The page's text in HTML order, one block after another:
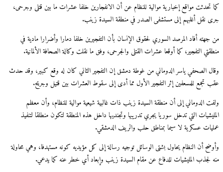
تحدثت مواقع إخبارية موالية للنظام عن أن الانفجارين خلفا عشرات ما بين قتلى وجرحى،
نقل أغلبهم إلى مستشفى الصدر في منطقة السيدة زينب.
أفاد المرصد السوري لحقوق الإنسان بأن التفجيرين خلفا دمارا وأضرارا مادية في
التفجير، كما أوقعا عشرات القتلى والجرحى، وفق ما نقلت وكالة الصحافة الألمانية.
الصحفي ياسر الدوماني من غوطة دمشق إن التفجير الثاني كان له وقع كبير، وقد حدث
تجمع للمسعفين إثر التفجير الأول مما أدى إلى سقوط العشرات بين قتيل وجريح.
الدوماني إلى أن منطقة السيدة زينب ذات غالبية شيعية موالية للنظام، وأن معظم
التي تدخل سوريا يجري تدريبها وتجنديها داخل هذه المنطقة لتكون منطلقا لتنفيذ
عسكرية لا سيما بمناطق حلب والريف الدمشقي.
أن النظام يحاول بشتى الوسائل توجيه رسالة إلى كل مؤيديه كونه مستهدفا، وهي محاولة
لجذب المليشيات للدفاع عن مقام السيدة زينب وإبعاد أي خطر عنه كما يدعي.